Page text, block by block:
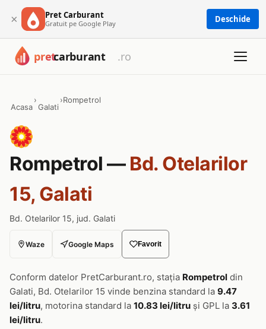
× Pret Carburant
Gratuit pe Google Play Deschide
Acasa
›
Galati
›Rompetrol
Rompetrol — Bd. Otelarilor
15, Galati
Bd. Otelarilor 15, jud. Galati
Waze Google Maps Favorit
Conform datelor PretCarburant.ro, stația Rompetrol din
Galati, Bd. Otelarilor 15 vinde benzina standard la 9.47
lei/litru, motorina standard la 10.83 lei/litru și GPL la 3.61
lei/litru.